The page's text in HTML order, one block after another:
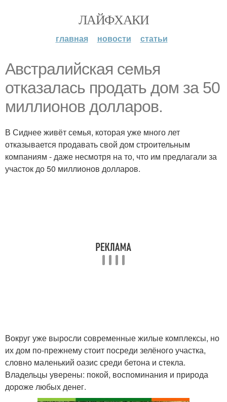
ЛАЙФХАКИ
главная новости статьи
Австралийская семья
отказалась продать дом за 50
миллионов долларов.
В Сиднее живёт семья, которая уже много лет
отказывается продавать свой дом строительным
компаниям - даже несмотря на то, что им предлагали за
участок до 50 миллионов долларов.
Вокруг уже выросли современные жилые комплексы, но
их дом по-прежнему стоит посреди зелёного участка,
словно маленький оазис среди бетона и стекла.
Владельцы уверены: покой, воспоминания и природа
дороже любых денег.